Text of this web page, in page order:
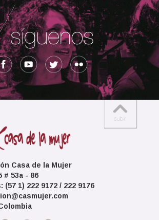
Casa de la Mujer
# 53a - 86
(57 1) 222 9172 / 222 9176